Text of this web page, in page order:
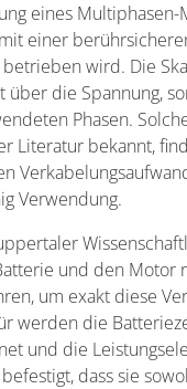
eines
einer
wird. Die
über die Spannung,
Phasen.
Literatur bekannt,
Verwendung.
und den Motor
um exakt diese
werden die
und die
dass sie